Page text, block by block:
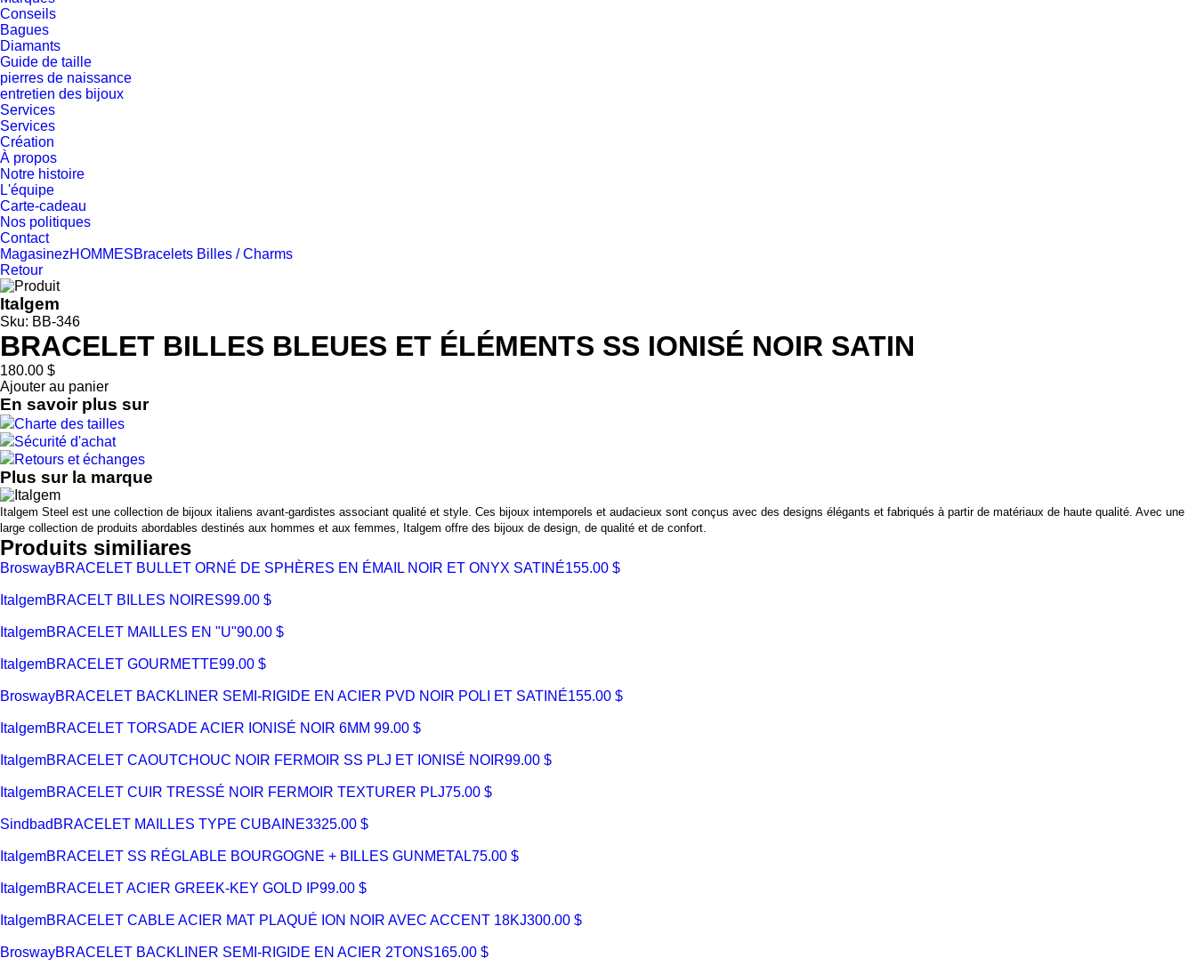
Conseils
Bagues
Diamants
Guide de taille
pierres de naissance
entretien des bijoux
Services
Services
Création
À propos
Notre histoire
L'équipe
Carte-cadeau
Nos politiques
Contact
MagasinezHOMMESBracelets Billes / Charms
Retour
Italgem
Sku: BB-346
BRACELET BILLES BLEUES ET ÉLÉMENTS SS IONISÉ NOIR SATIN
180.00 $
Ajouter au panier
En savoir plus sur
Charte des tailles
Sécurité d'achat
Retours et échanges
Plus sur la marque
Italgem Steel est une collection de bijoux italiens avant-gardistes associant qualité et style. Ces bijoux intemporels et audacieux sont conçus avec des designs élégants et fabriqués à partir de matériaux de haute qualité. Avec une
large collection de produits abordables destinés aux hommes et aux femmes, Italgem offre des bijoux de design, de qualité et de confort.
Produits similiares
BroswayBRACELET BULLET ORNÉ DE SPHÈRES EN ÉMAIL NOIR ET ONYX SATINÉ155.00 $
ItalgemBRACELT BILLES NOIRES99.00 $
ItalgemBRACELET MAILLES EN "U"90.00 $
ItalgemBRACELET GOURMETTE99.00 $
BroswayBRACELET BACKLINER SEMI-RIGIDE EN ACIER PVD NOIR POLI ET SATINÉ155.00 $
ItalgemBRACELET TORSADE ACIER IONISÉ NOIR 6MM 99.00 $
ItalgemBRACELET CAOUTCHOUC NOIR FERMOIR SS PLJ ET IONISÉ NOIR99.00 $
ItalgemBRACELET CUIR TRESSÉ NOIR FERMOIR TEXTURER PLJ75.00 $
Sindbad BRACELET MAILLES TYPE CUBAINE3325.00 $
ItalgemBRACELET SS RÉGLABLE BOURGOGNE + BILLES GUNMETAL75.00 $
ItalgemBRACELET ACIER GREEK-KEY GOLD IP99.00 $
ItalgemBRACELET CABLE ACIER MAT PLAQUÉ ION NOIR AVEC ACCENT 18KJ300.00 $
BroswayBRACELET BACKLINER SEMI-RIGIDE EN ACIER 2TONS165.00 $